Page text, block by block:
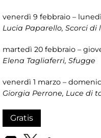
venerdì 9 febbraio –
Lucia Paparello, Scorci di
martedì 20 febbraio –
Elena Tagliaferri, Sfugge
venerdì 1 marzo –
Giorgia Perrone, Luce di
Gratis